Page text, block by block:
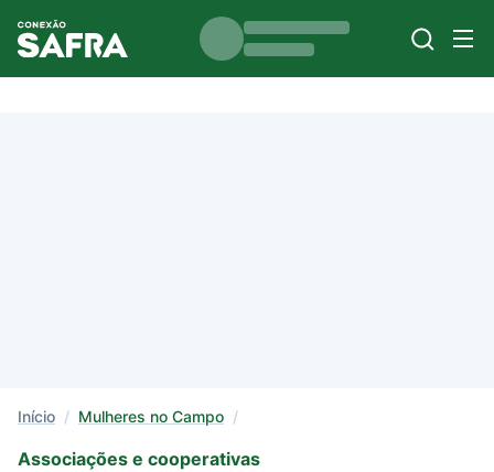
Início / Mulheres no Campo /
Associações e cooperativas